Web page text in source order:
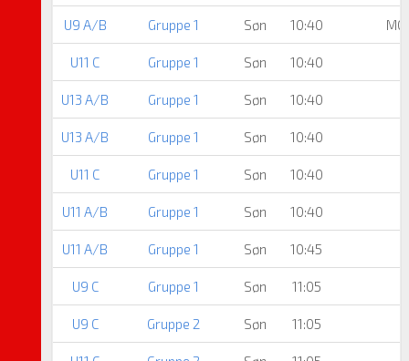
U9 A/B Gruppe 1 Søn 10:40
U11 C Gruppe 1 Søn 10:40
U13 A/B Gruppe 1 Søn 10:40
U13 A/B Gruppe 1 Søn 10:40
U11 C Gruppe 1 Søn 10:40
U11 A/B Gruppe 1 Søn 10:40
U11 A/B Gruppe 1 Søn 10:45
U9 C Gruppe 1 Søn 11:05
U9 C Gruppe 2 Søn 11:05